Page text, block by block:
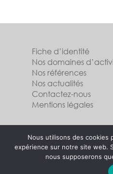
Fiche d’identité
Nos domaines
Nos références
Nos actualités
Contactez-nous
Mentions légales
Suivez-nous
Nous utilisons des cookies
expérience sur notre site web.
nous supposerons